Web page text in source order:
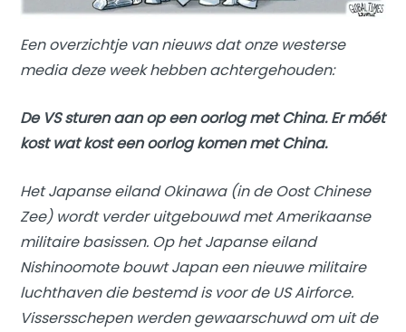
Een overzichtje van nieuws dat onze westerse
media deze week hebben achtergehouden:
De VS sturen aan op een oorlog met China. Er móét
kost wat kost een oorlog komen met China.
Het Japanse eiland Okinawa (in de Oost Chinese
Zee) wordt verder uitgebouwd met Amerikaanse
militaire basissen. Op het Japanse eiland
Nishinoomote bouwt Japan een nieuwe militaire
luchthaven die bestemd is voor de US Airforce.
Vissersschepen werden gewaarschuwd om uit de